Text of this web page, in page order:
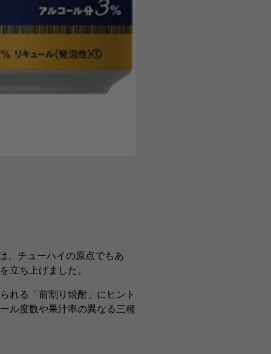
、チューハイの原点でもあ
立ち上げました。
れる「前割り焼酎」にヒント
ル度数や果汁率の異なる三種